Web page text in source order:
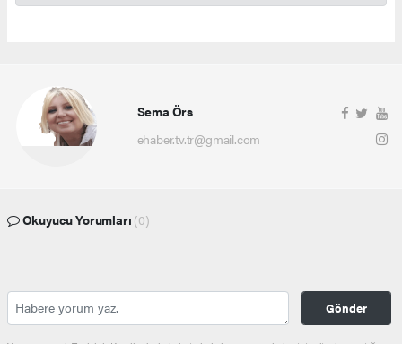
Sema Örs
ehaber.tv.tr@gmail.com
Okuyucu Yorumları (0)
Gönder